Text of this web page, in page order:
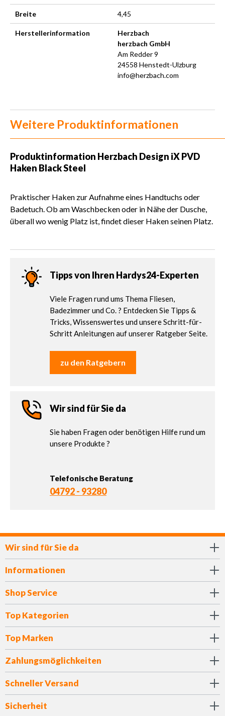
Breite 4,45
Herstellerinformation
Herzbach
herzbach GmbH
Am Redder 9
24558 Henstedt-Ulzburg
info@herzbach.com
Weitere Produktinformationen
Produktinformation Herzbach Design iX PVD
Haken Black Steel
Praktischer Haken zur Aufnahme eines Handtuchs oder
Badetuch. Ob am Waschbecken oder in Nähe der Dusche,
überall wo wenig Platz ist, findet dieser Haken seinen Platz.
Tipps von Ihren Hardys24-Experten
Viele Fragen rund ums Thema Fliesen,
Badezimmer und Co. ? Entdecken Sie Tipps &
Tricks, Wissenswertes und unsere Schritt-für-
Schritt Anleitungen auf unserer Ratgeber Seite.
zu den Ratgebern
Wir sind für Sie da
Sie haben Fragen oder benötigen Hilfe rund um
unsere Produkte ?
Telefonische Beratung
04792 - 93280
Wir sind für Sie da
Informationen
Shop Service
Top Kategorien
Top Marken
Zahlungsmöglichkeiten
Schneller Versand
Sicherheit